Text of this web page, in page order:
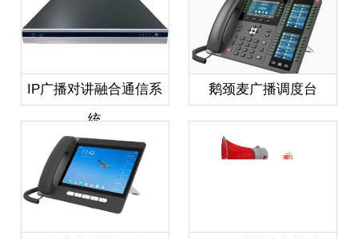
IP广播对讲融合通信系
统
鹅颈麦广播调度台